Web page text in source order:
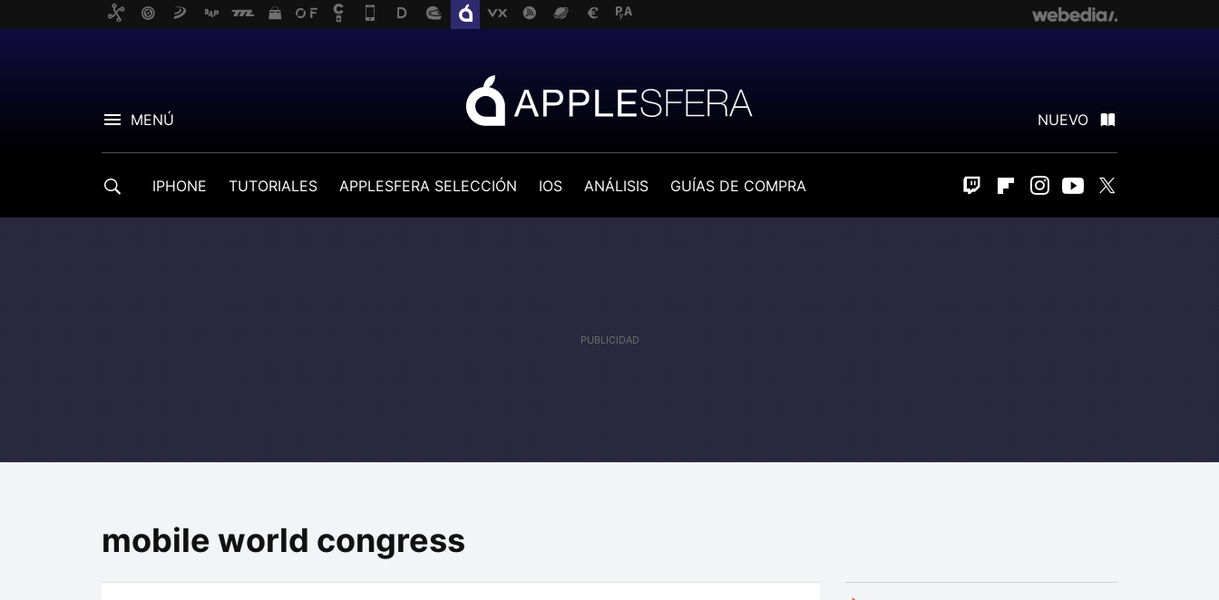
MENÚ NUEVO
IPHONE TUTORIALES APPLESFERA SELECCIÓN IOS ANÁLISIS GUÍAS DE COMPRA Twitch FlipboardInstagram
Youtube
mobile world congress